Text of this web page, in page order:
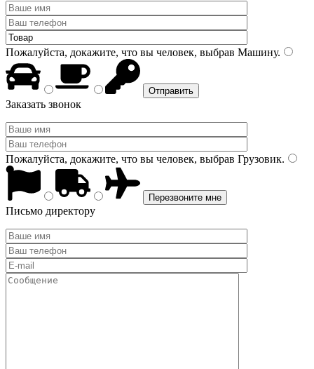
Пожалуйста, докажите, что вы человек, выбрав Машину.
Заказать звонок
Пожалуйста, докажите, что вы человек, выбрав Грузовик.
Письмо директору